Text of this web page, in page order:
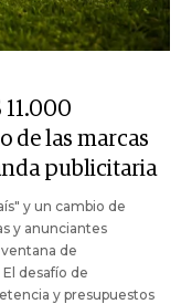
de las marcas
publicitaria
y un cambio de
y anunciantes
de
desafío de
y presupuestos